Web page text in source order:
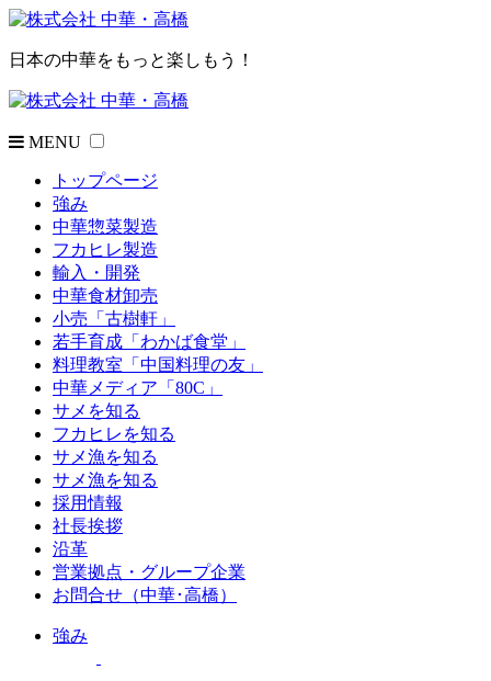
日本の中華をもっと楽しもう！
MENU
トップページ
強み
中華惣菜製造
フカヒレ製造
輸入・開発
中華食材卸売
小売「古樹軒」
若手育成「わかば食堂」
料理教室「中国料理の友」
中華メディア「80C」
サメを知る
フカヒレを知る
サメ漁を知る
サメ漁を知る
採用情報
社長挨拶
沿革
営業拠点・グループ企業
お問合せ（中華･高橋）
強み